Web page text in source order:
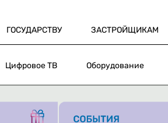
ГОСУДАРСТВУ ЗАСТРОЙЩИКАМ
Цифровое ТВ Оборудование